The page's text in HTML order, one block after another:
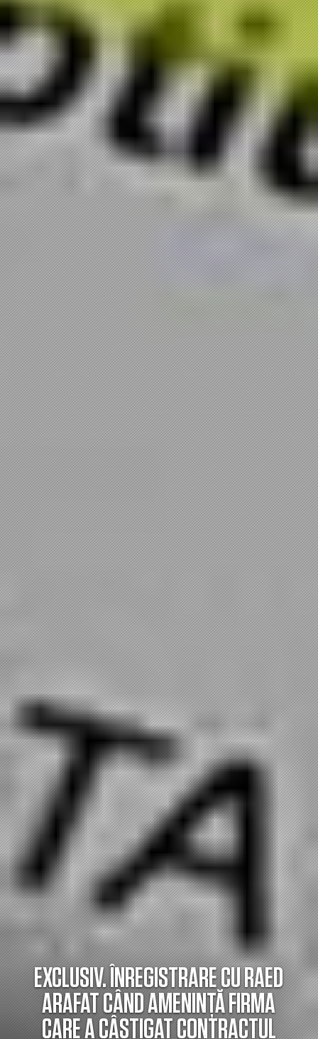
EXCLUSIV. ÎNREGISTRARE CU RAED
ARAFAT CÂND AMENINȚĂ FIRMA
CARE A CÂȘTIGAT CONTRACTUL